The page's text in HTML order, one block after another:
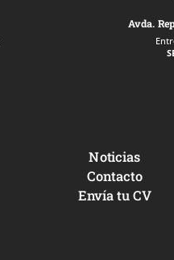
Avda.
Noticias
Contacto
Envía tu CV